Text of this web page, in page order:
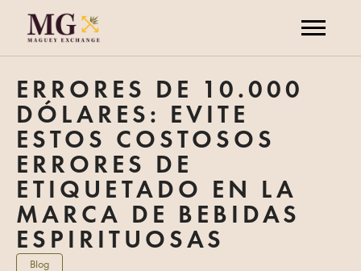
ERRORES DE 10.000
DÓLARES: EVITE
ESTOS COSTOSOS
ERRORES DE
ETIQUETADO EN LA
MARCA DE BEBIDAS
ESPIRITUOSAS
Blog